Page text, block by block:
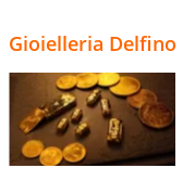
Gioielleria Delfino